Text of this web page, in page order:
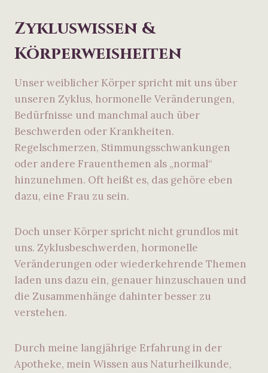
Zykluswissen &
Körperweisheiten
Unser weiblicher Körper spricht mit uns über
unseren Zyklus, hormonelle Veränderungen,
Bedürfnisse und manchmal auch über
Beschwerden oder Krankheiten.
Regelschmerzen, Stimmungsschwankungen
oder andere Frauenthemen als „normal“
hinzunehmen. Oft heißt es, das gehöre eben
dazu, eine Frau zu sein.
Doch unser Körper spricht nicht grundlos mit
uns. Zyklusbeschwerden, hormonelle
Veränderungen oder wiederkehrende Themen
laden uns dazu ein, genauer hinzuschauen und
die Zusammenhänge dahinter besser zu
verstehen.
Durch meine langjährige Erfahrung in der
Apotheke, mein Wissen aus Naturheilkunde,